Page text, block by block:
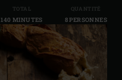
TOTAL
140 MINUTES
QUANTITÉ
8 PERSONNES